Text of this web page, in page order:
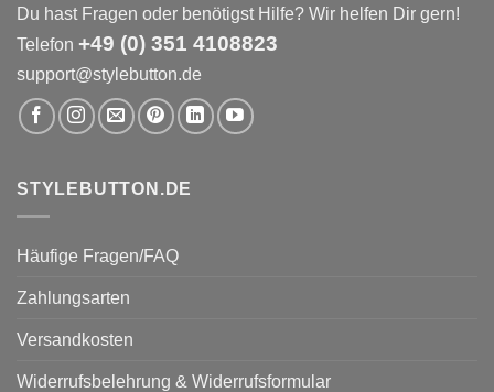
Du hast Fragen oder benötigst Hilfe? Wir helfen Dir gern!
Telefon +49 (0) 351 4108823
support@stylebutton.de
STYLEBUTTON.DE
Häufige Fragen/FAQ
Zahlungsarten
Versandkosten
Widerrufsbelehrung & Widerrufsformular